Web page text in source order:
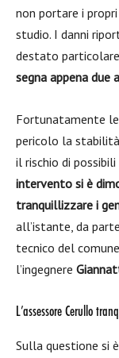
non portare i
studio. I danni
destato
segna appena due
Fortunatamente le
pericolo la stabilità
il rischio di
intervento si è
tranquillizzare i
all’istante, da
tecnico del
l’ingegnere
L’assessore Cerullo
Sulla questione si